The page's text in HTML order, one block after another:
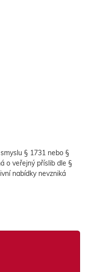
§ 1731 nebo §
o veřejný příslib dle §
nabídky nevzniká